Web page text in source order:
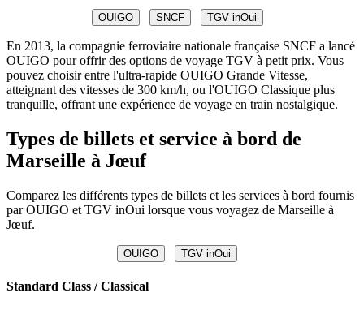
OUIGO SNCF TGV inOui
En 2013, la compagnie ferroviaire nationale française SNCF a lancé
OUIGO pour offrir des options de voyage TGV à petit prix. Vous
pouvez choisir entre l'ultra-rapide OUIGO Grande Vitesse,
atteignant des vitesses de 300 km/h, ou l'OUIGO Classique plus
tranquille, offrant une expérience de voyage en train nostalgique.
Types de billets et service à bord de
Marseille à Jœuf
Comparez les différents types de billets et les services à bord fournis
par OUIGO et TGV inOui lorsque vous voyagez de Marseille à
Jœuf.
OUIGO TGV inOui
Standard Class / Classical